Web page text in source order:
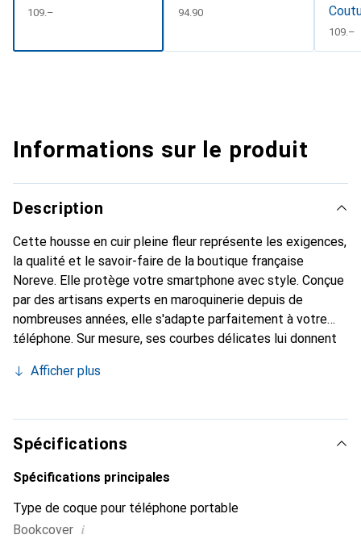
CHF
109.– CHF
94.90
CHF
109.–
Informations sur le produit
Description
Cette housse en cuir pleine fleur représente les exigences,
la qualité et le savoir-faire de la boutique française
Noreve. Elle protège votre smartphone avec style. Conçue
par des artisans experts en maroquinerie depuis de
nombreuses années, elle s'adapte parfaitement à votre
téléphone. Sur mesure, ses courbes délicates lui donnent
et indispensable de votre smartphone. Reconnaître
marque Noreve est un choix sûr pour une clientèle
exigeante.
Afficher plus
Spécifications
Spécifications principales
Type de coque pour téléphone portable
Bookcover i